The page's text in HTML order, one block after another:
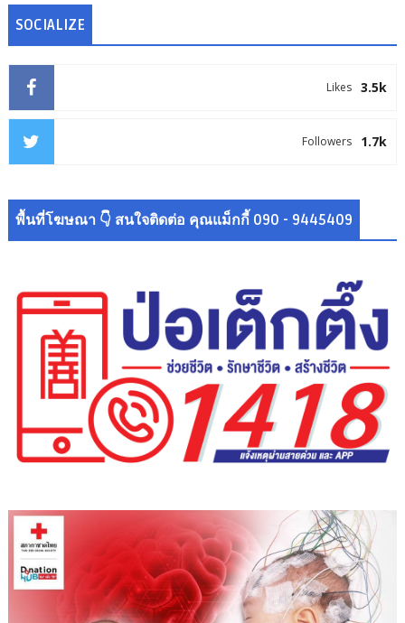
SOCIALIZE
3.5k
Likes
1.7k
Followers
พื้นที่โฆษณา 👇 สนใจติดต่อ คุณแม็กกี้ 090 - 9445409